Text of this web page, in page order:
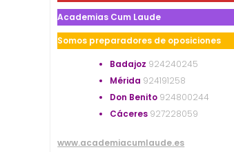
Academias Cum Laude
Somos preparadores de oposiciones
Badajoz 924240245
Mérida 924191258
Don Benito 924800244
Cáceres 927228059
www.academiacumlaude.es